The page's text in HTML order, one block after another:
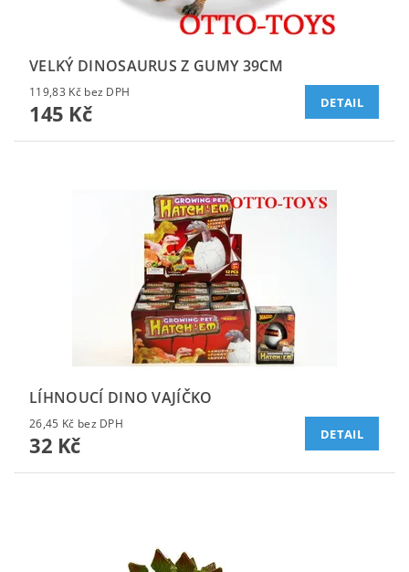
VELKÝ DINOSAURUS Z GUMY 39CM
119,83 Kč bez DPH
145 Kč DETAIL
LÍHNOUCÍ DINO VAJÍČKO
26,45 Kč bez DPH
32 Kč DETAIL